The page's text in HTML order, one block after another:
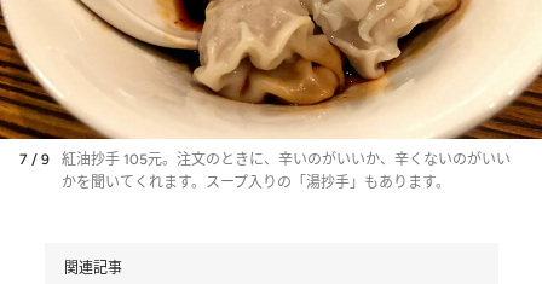
7 / 9
紅油抄手 105元。注文のときに、辛いのがいいか、辛くないのがいい
かを聞いてくれます。スープ入りの「湯抄手」もあります。
関連記事